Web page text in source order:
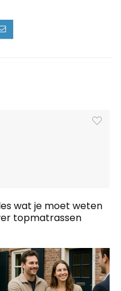
wat je moet weten
topmatrassen